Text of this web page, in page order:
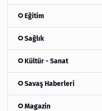
Eğitim
Sağlık
Kültür - Sanat
Savaş Haberleri
Magazin